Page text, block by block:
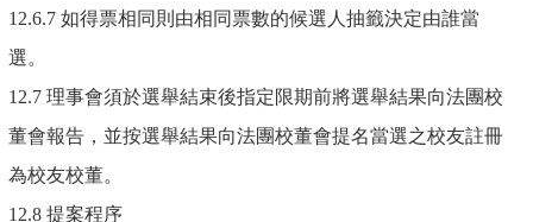
12.6.7 如得票相同則由相同票數的候選人抽籤決定由誰當
選。
12.7 理事會須於選舉結束後指定限期前將選舉結果向法團校
董會報告，並按選舉結果向法團校董會提名當選之校友註冊
為校友校董。
12.8 提案程序